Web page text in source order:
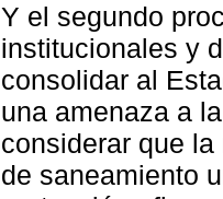
Y el segundo
institucionales y
consolidar al
una amenaza a
considerar que
de saneamiento